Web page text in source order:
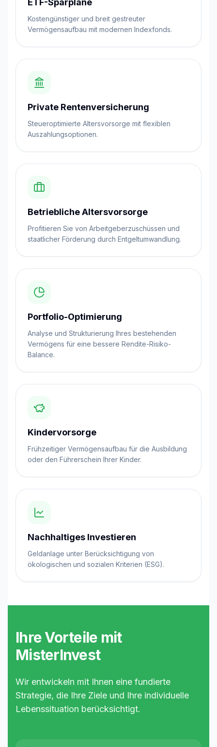
ETF-Sparpläne
Kostengünstiger und breit gestreuter
Vermögensaufbau mit modernen Indexfonds.
Private Rentenversicherung
Steueroptimierte Altersvorsorge mit flexiblen
Auszahlungsoptionen.
Betriebliche Altersvorsorge
Profitieren Sie von Arbeitgeberzuschüssen und
staatlicher Förderung durch Entgeltumwandlung.
Portfolio-Optimierung
Analyse und Strukturierung Ihres bestehenden
Vermögens für eine bessere Rendite-Risiko-
Balance.
Kindervorsorge
Frühzeitiger Vermögensaufbau für die Ausbildung
oder den Führerschein Ihrer Kinder.
Nachhaltiges Investieren
Geldanlage unter Berücksichtigung von
ökologischen und sozialen Kriterien (ESG).
Ihre Vorteile mit
MisterInvest
Wir entwickeln mit Ihnen eine fundierte
Strategie, die Ihre Ziele und Ihre individuelle
Lebenssituation berücksichtigt.